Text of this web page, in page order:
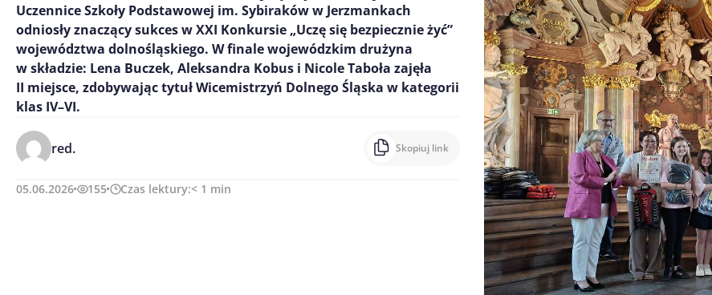
Uczennice Szkoły Podstawowej im. Sybiraków w Jerzmankach
odniosły znaczący sukces w XXI Konkursie „Uczę się bezpiecznie żyć”
województwa dolnośląskiego. W finale wojewódzkim drużyna
w składzie: Lena Buczek, Aleksandra Kobus i Nicole Taboła zajęła
II miejsce, zdobywając tytuł Wicemistrzyń Dolnego Śląska w kategorii
klas IV–VI.
red. Skopiuj link
05.06.2026 155 Czas lektury:< 1 min